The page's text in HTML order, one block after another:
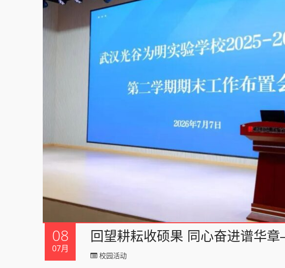
08
07月
回望耕耘收硕果 同心奋进谱华
校园活动